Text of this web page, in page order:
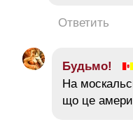
Ответить
Будьмо!
На
що це